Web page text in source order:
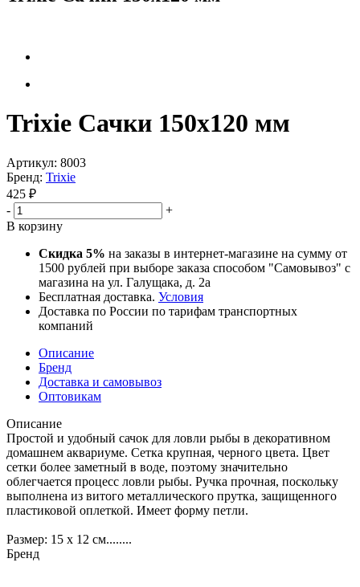
Trixie Сачки 150х120 мм
Артикул: 8003
Бренд: Trixie
425 ₽
-
+
В корзину
Скидка 5% на заказы в интернет-магазине на сумму от
1500 рублей при выборе заказа способом "Самовывоз" с
магазина на ул. Галущака, д. 2а
Бесплатная доставка. Условия
Доставка по России по тарифам транспортных
компаний
Описание
Бренд
Доставка и самовывоз
Оптовикам
Описание
Простой и удобный сачок для ловли рыбы в декоративном
домашнем аквариуме. Сетка крупная, черного цвета. Цвет
сетки более заметный в воде, поэтому значительно
облегчается процесс ловли рыбы. Ручка прочная, поскольку
выполнена из витого металлического прутка, защищенного
пластиковой оплеткой. Имеет форму петли.
Размер: 15 х 12 см........
Бренд